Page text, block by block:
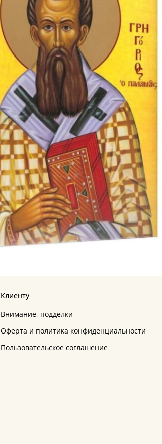
Клиенту
Внимание, подделки
Оферта и политика конфиденциальности
Пользовательское соглашение